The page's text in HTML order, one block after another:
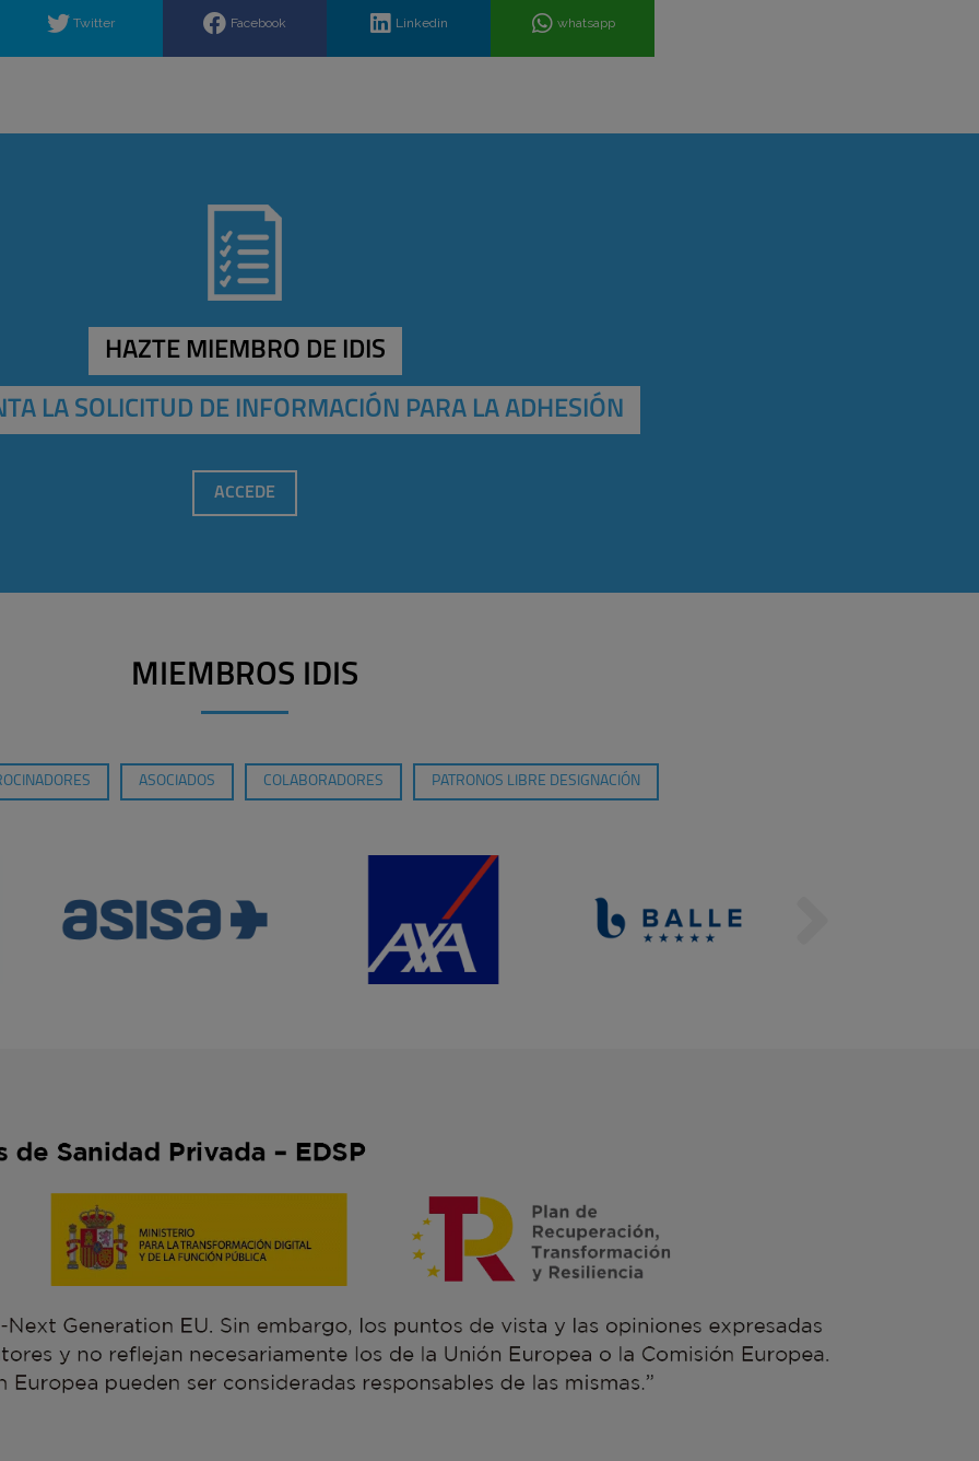
Twitter Facebook Linkedin whatsapp
HAZTE MIEMBRO DE IDIS
LA SOLICITUD DE INFORMACIÓN PARA LA ADHESIÓN
ACCEDE
MIEMBROS IDIS
ASOCIADOS COLABORADORES PATRONOS LIBRE DESIGNACIÓN